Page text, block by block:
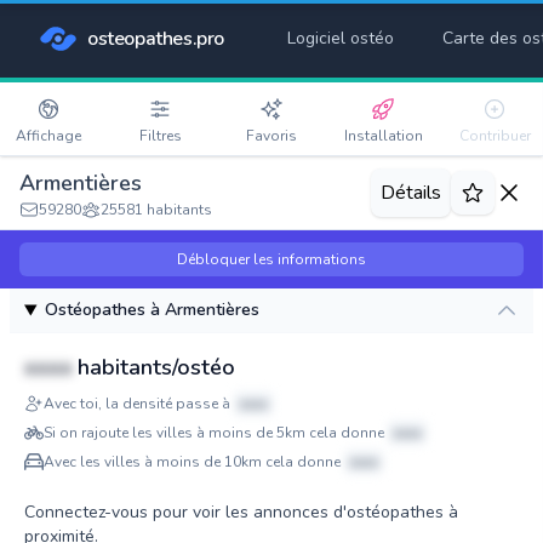
osteopathes.pro Logiciel ostéo Carte des
Affichage Filtres Favoris Installation Contribuer
Armentières
59280 25581 habitants
Détails
Débloquer les informations
Ostéopathes à Armentières
xxxx habitants/ostéo
Avec toi, la densité passe à
xxxx
Si on rajoute les villes à moins de 5km cela donne
xxxx
Avec les villes à moins de 10km cela donne
xxxx
Connectez-vous pour voir les annonces d'ostéopathes à
proximité.